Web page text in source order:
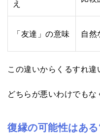
え
「友達」の意味 自然
この違いからくるすれ違
どちらが悪いわけでもな
復縁の可能性はあ